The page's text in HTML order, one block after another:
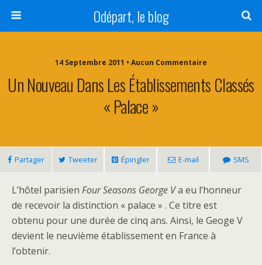
Odépart, le blog
14 Septembre 2011 • Aucun Commentaire
Un Nouveau Dans Les Établissements Classés
« Palace »
Partager Tweeter Épingler E-mail SMS
L’hôtel parisien Four Seasons George Va eu l’honneur
de recevoir la distinction « palace » . Ce titre est
obtenu pour une durée de cinq ans. Ainsi, le Geoge V
devient le neuvième établissement en France à
l’obtenir.